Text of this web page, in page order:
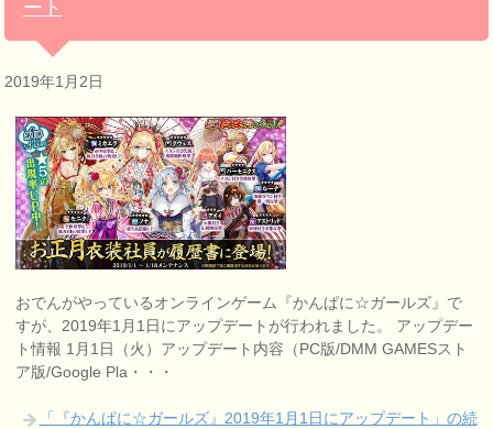
ート
2019年1月2日
おでんがやっているオンラインゲーム『かんぱに☆ガールズ』で
すが、2019年1月1日にアップデートが行われました。 アップデー
ト情報 1月1日（火）アップデート内容（PC版/DMM GAMESスト
ア版/Google Pla・・・
「『かんぱに☆ガールズ』2019年1月1日にアップデート」の続